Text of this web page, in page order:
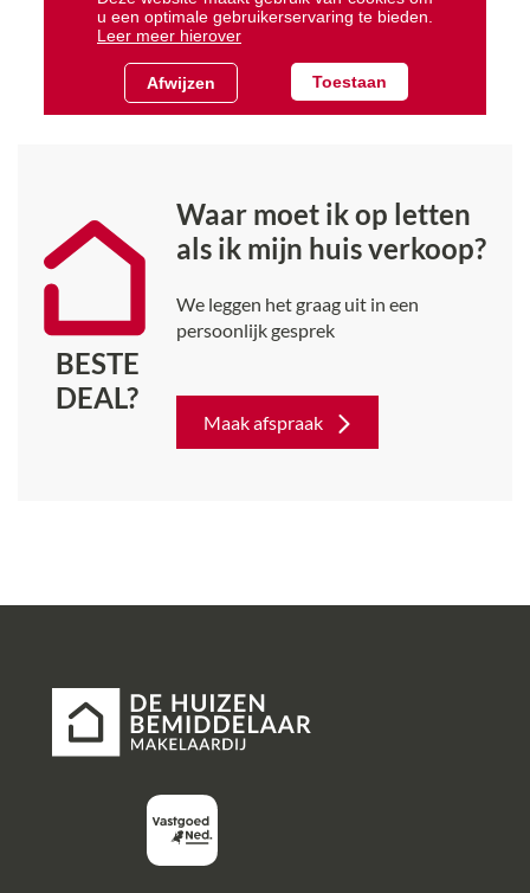
BESTE
DEAL?
Waar moet ik op letten
als ik mijn huis verkoop?
We leggen het graag uit in een
persoonlijk gesprek
Maak afspraak